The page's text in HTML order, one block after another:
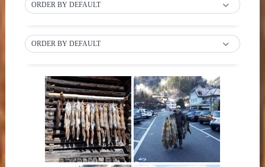
ORDER BY DEFAULT
ORDER BY DEFAULT